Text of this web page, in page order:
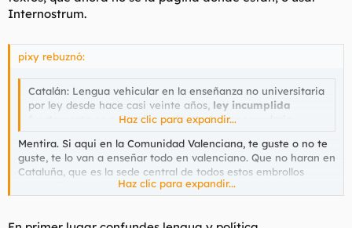
Internostrum.
pixy rebuznó:
Catalán: Lengua vehicular en la enseñanza no universitaria
por ley desde hace casi veinte años, ley incumplida
fuertemente en primaria y sobre todo en secundaria.
Haz clic para expandir...
Mentira. Si aqui en la Comunidad Valenciana, te guste o no te
guste, te lo van a enseñar todo en valenciano. Que no haran en
Cataluña, que es la sede central de todos estos embrollos
nacionalistas a los que nos vemos salpicados.
Haz clic para expandir...